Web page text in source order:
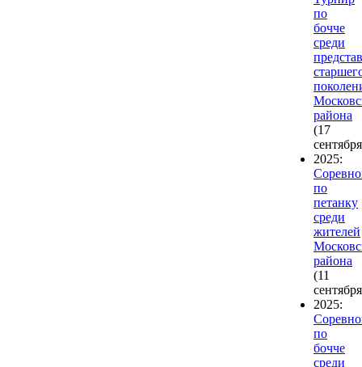
по
бочче
среди
района
(17
2025:
по
петанку
среди
жителей
района
(11
2025:
по
бочче
среди